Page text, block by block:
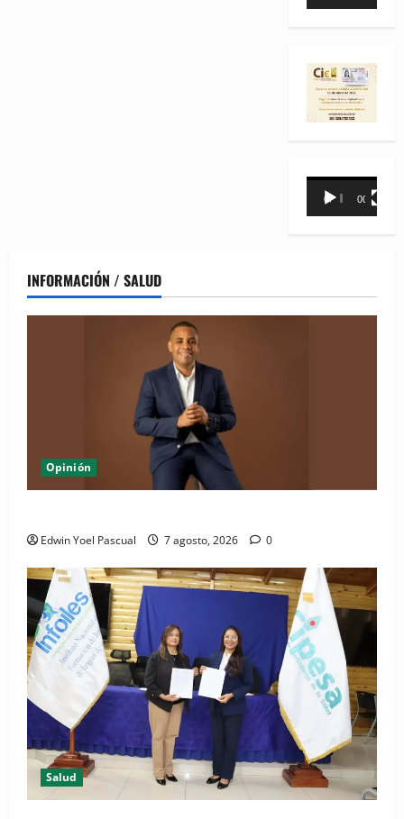
Reproductor
00:00 00:31
INFORMACIÓN / SALUD
Opinión
Edwin Yoel Pascual 7 agosto, 2026 0
Salud